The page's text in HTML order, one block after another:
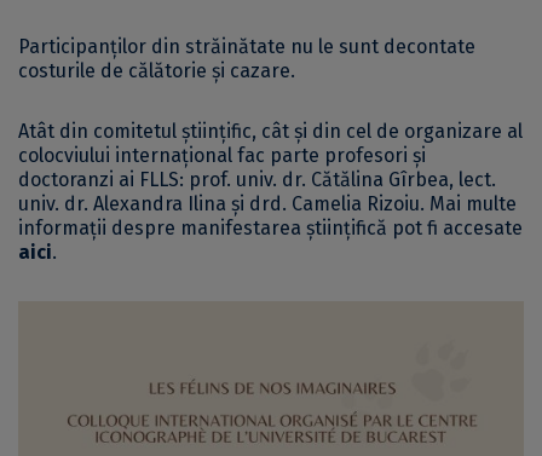
Participanților din străinătate nu le sunt decontate
costurile de călătorie și cazare.
Atât din comitetul științific, cât și din cel de organizare al
colocviului internațional fac parte profesori și
doctoranzi ai FLLS: prof. univ. dr. Cătălina Gîrbea, lect.
univ. dr. Alexandra Ilina și drd. Camelia Rizoiu. Mai multe
informații despre manifestarea științifică pot fi accesate
aici.